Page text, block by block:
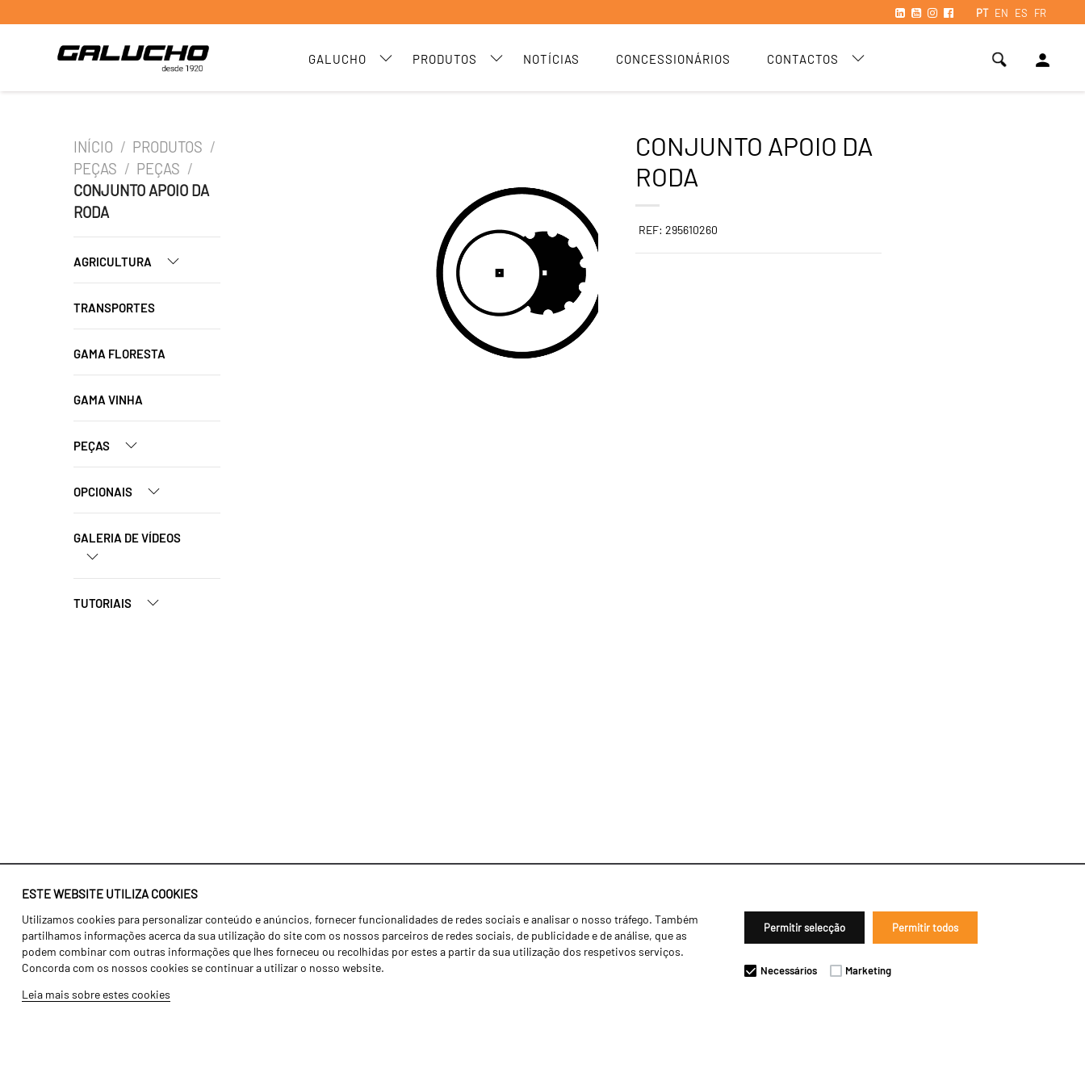
PT EN ES FR
GALUCHO PRODUTOS NOTÍCIAS CONCESSIONÁRIOS CONTACTOS person
ESTE WEBSITE UTILIZA COOKIES
Utilizamos cookies para personalizar conteúdo e anúncios, fornecer funcionalidades de redes sociais e analisar o nosso tráfego. Também
partilhamos informações acerca da sua utilização do site com os nossos parceiros de redes sociais, de publicidade e de análise, que as
podem combinar com outras informações que lhes forneceu ou recolhidas por estes a partir da sua utilização dos respetivos serviços.
Concorda com os nossos cookies se continuar a utilizar o nosso website.
Leia mais sobre estes cookies
Permitir selecção Permitir todos
Necessários Marketing
INÍCIO / PRODUTOS /
PEÇAS / PEÇAS /
CONJUNTO APOIO DA
RODA
AGRICULTURA
TRANSPORTES
GAMA FLORESTA
GAMA VINHA
PEÇAS
OPCIONAIS
GALERIA DE VÍDEOS
TUTORIAIS
CONJUNTO APOIO DA
RODA
REF: 295610260
Identidade
História
Fábrica / Produção
Recursos Humanos
Agricultura
Transportes
Gama Floresta
Notícias
Concessionários